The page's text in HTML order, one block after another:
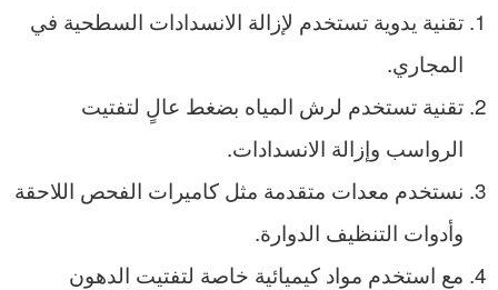
تقنية يدوية تستخدم لإزالة الانسدادات السطحية في
المجاري.
تقنية تستخدم لرش المياه بضغط عالٍ لتفتيت
الرواسب وإزالة الانسدادات.
نستخدم معدات متقدمة مثل كاميرات الفحص اللاحقة
وأدوات التنظيف الدوارة.
مع استخدم مواد كيميائية خاصة لتفتيت الدهون